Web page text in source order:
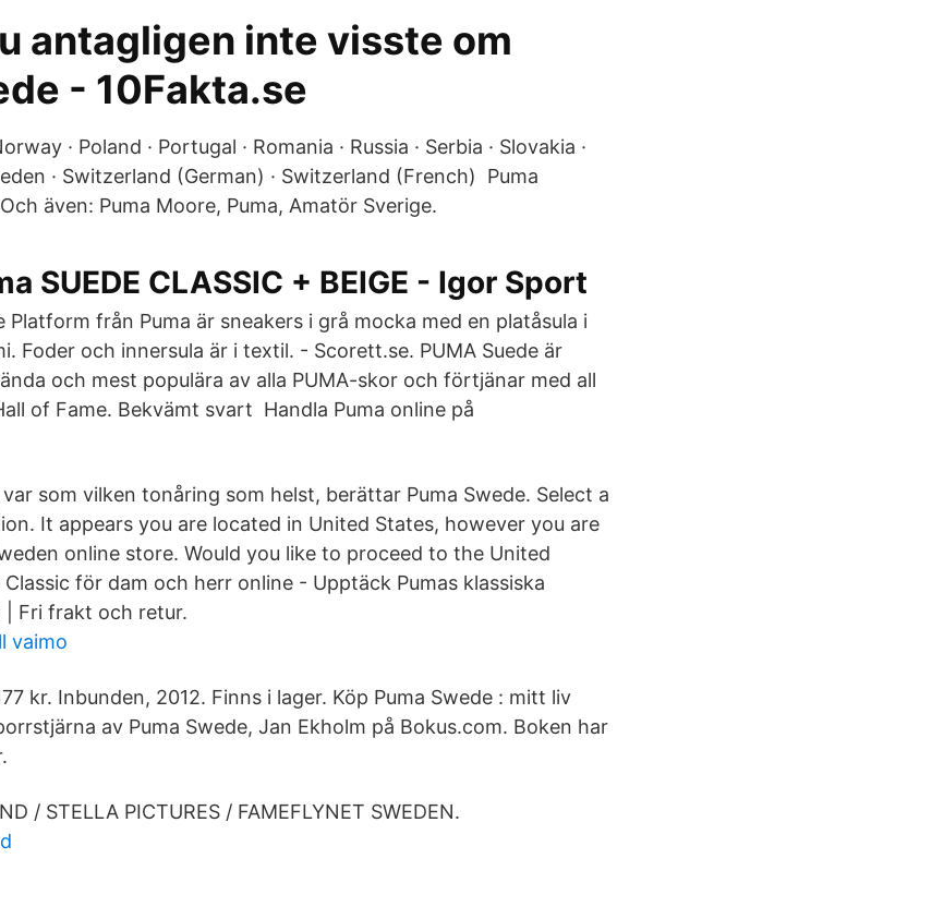
antagligen inte visste om
- 10Fakta.se
· Poland · Portugal · Romania · Russia · Serbia · Slovakia ·
· Switzerland (German) · Switzerland (French) Puma
även: Puma Moore, Puma, Amatör Sverige.
SUEDE CLASSIC + BEIGE - Igor Sport
Platform från Puma är sneakers i grå mocka med en platåsula i
Foder och innersula är i textil. - Scorett.se. PUMA Suede är
och mest populära av alla PUMA-skor och förtjänar med all
of Fame. Bekvämt svart Handla Puma online på
var som vilken tonåring som helst, berättar Puma Swede. Select a
It appears you are located in United States, however you are
online store. Would you like to proceed to the United
Classic för dam och herr online - Upptäck Pumas klassiska
| Fri frakt och retur.
vaimo
kr. Inbunden, 2012. Finns i lager. Köp Puma Swede : mitt liv
av Puma Swede, Jan Ekholm på Bokus.com. Boken har
/ STELLA PICTURES / FAMEFLYNET SWEDEN.